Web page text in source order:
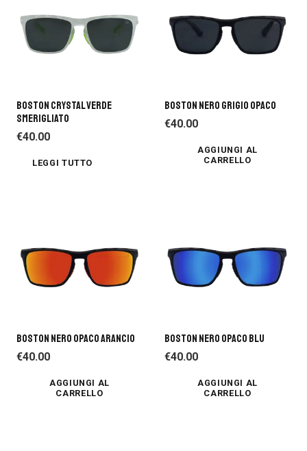
BOSTON CRYSTAL VERDE
SMERIGLIATO
€40.00
LEGGI TUTTO
BOSTON NERO GRIGIO OPACO
€40.00
AGGIUNGI AL
CARRELLO
BOSTON NERO OPACO ARANCIO
€40.00
AGGIUNGI AL
CARRELLO
BOSTON NERO OPACO BLU
€40.00
AGGIUNGI AL
CARRELLO